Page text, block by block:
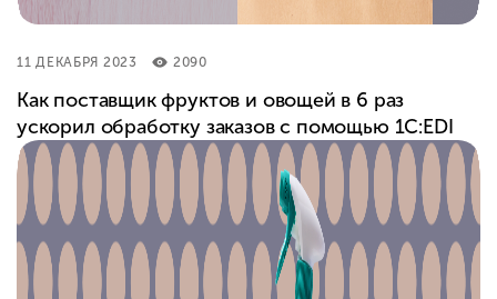
11 ДЕКАБРЯ 2023 2090
Как поставщик фруктов и овощей в 6 раз
ускорил обработку заказов с помощью 1C:EDI